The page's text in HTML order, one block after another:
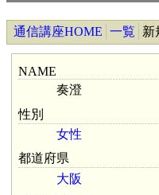
通信講座HOME 一覧 新
NAME
奏澄
性別
女性
都道府県
大阪